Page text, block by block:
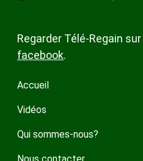
Regarder Télé-Regain sur
facebook.
Accueil
Vidéos
Qui sommes-nous?